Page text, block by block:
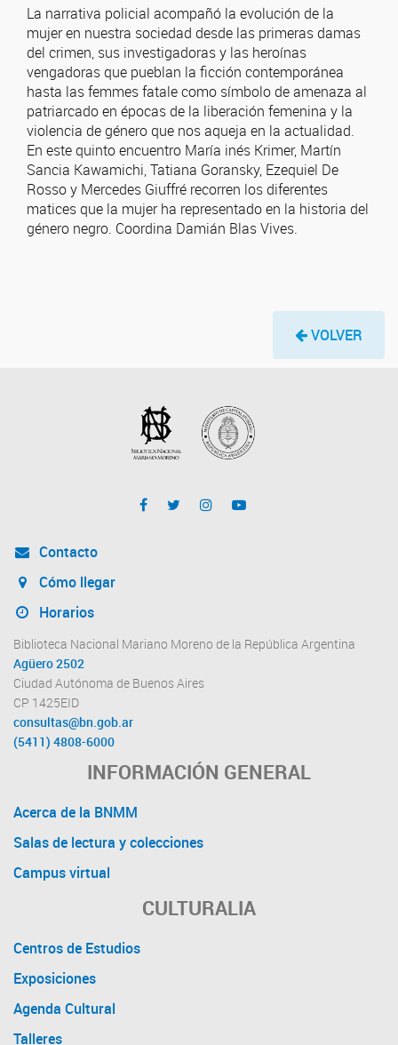
La narrativa policial acompañó la evolución de la
mujer en nuestra sociedad desde las primeras damas
del crimen, sus investigadoras y las heroínas
vengadoras que pueblan la ficción contemporánea
hasta las femmes fatale como símbolo de amenaza al
patriarcado en épocas de la liberación femenina y la
violencia de género que nos aqueja en la actualidad.
En este quinto encuentro María inés Krimer, Martín
Sancia Kawamichi, Tatiana Goransky, Ezequiel De
Rosso y Mercedes Giuffré recorren los diferentes
matices que la mujer ha representado en la historia del
género negro. Coordina Damián Blas Vives.
VOLVER
Contacto
Cómo llegar
Horarios
Biblioteca Nacional Mariano Moreno de la República Argentina
Agüero 2502
Ciudad Autónoma de Buenos Aires
CP 1425EID
consultas@bn.gob.ar
(5411) 4808-6000
INFORMACIÓN GENERAL
Acerca de la BNMM
Salas de lectura y colecciones
Campus virtual
CULTURALIA
Centros de Estudios
Exposiciones
Agenda Cultural
Talleres